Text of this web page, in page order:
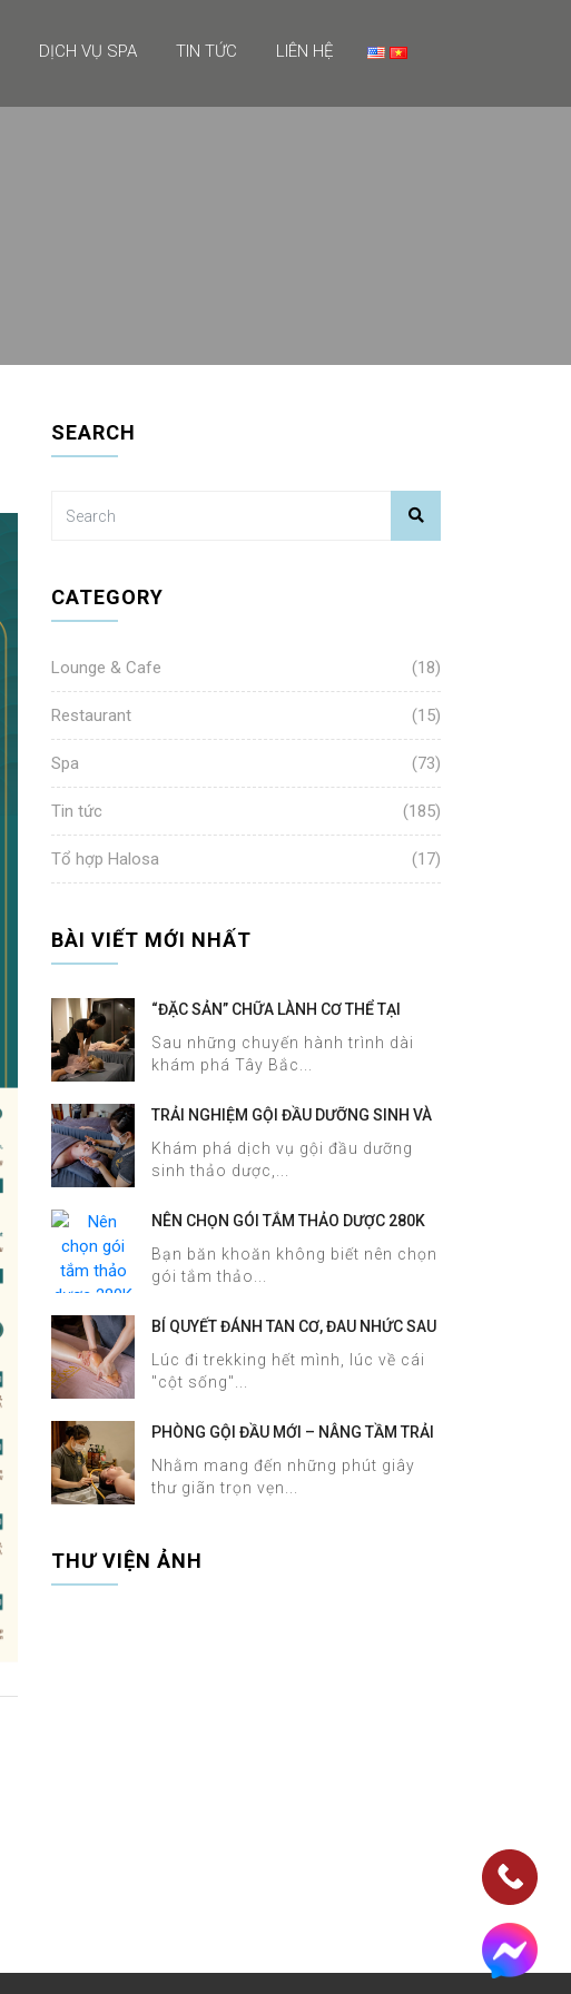
DỊCH VỤ SPA TIN TỨC LIÊN HỆ
SEARCH
CATEGORY
Lounge & Cafe (18)
Restaurant (15)
Spa (73)
Tin tức (185)
Tổ hợp Halosa (17)
BÀI VIẾT MỚI NHẤT
“ĐẶC SẢN” CHỮA LÀNH CƠ THỂ TẠI
Sau những chuyến hành trình dài
khám phá Tây Bắc...
TRẢI NGHIỆM GỘI ĐẦU DƯỠNG SINH VÀ
MASSAGE
Khám phá dịch vụ gội đầu dưỡng
sinh thảo dược,...
NÊN CHỌN GÓI TẮM THẢO DƯỢC 280K
MASSAGE?
Bạn băn khoăn không biết nên chọn
gói tắm thảo...
BÍ QUYẾT ĐÁNH TAN CƠ, ĐAU NHỨC SAU
TẠI HALOSA SPA & MASSAGE
Lúc đi trekking hết mình, lúc về cái
"cột sống"...
PHÒNG GỘI ĐẦU MỚI – NÂNG TẦM TRẢI
NGHIỆM DƯỠNG SINH TẠI HALOSA SPA
& MASSAGE
Nhằm mang đến những phút giây
thư giãn trọn vẹn...
THƯ VIỆN ẢNH